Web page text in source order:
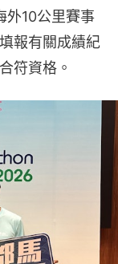
外10公里賽事
報有關成績紀
符資格。